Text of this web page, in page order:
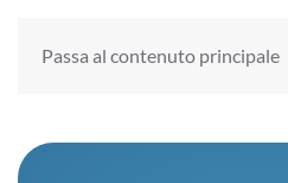
Passa al contenuto principale